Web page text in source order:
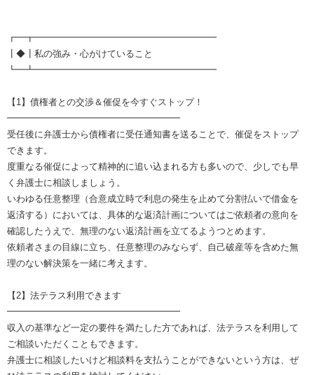
┏━┳━━━━━━━━━━━━━━━━━━━━
┃◆┃私の強み・心がけていること
┗━┻━━━━━━━━━━━━━━━━━━━━
【1】債権者との交渉＆催促を今すぐストップ！
━━━━━━━━━━━━━━━━━━━
受任後に弁護士から債権者に受任通知書を送ることで、催促をストップ
できます。
度重なる催促によって精神的に追い込まれる方も多いので、少しでも早
く弁護士に相談しましょう。
いわゆる任意整理（合意成立時で利息の発生を止めて分割払いで借金を
返済する）においては、具体的な返済計画についてはご依頼者の意向を
確認したうえで、無理のない返済計画を立てるようつとめます。
依頼者さまの目線に立ち、任意整理のみならず、自己破産等を含めた無
理のない解決策を一緒に考えます。
【2】法テラス利用できます
━━━━━━━━━━━━━━━━━━━
収入の基準など一定の要件を満たした方であれば、法テラスを利用して
ご相談いただくこともできます。
弁護士に相談したいけど相談料を支払うことができないという方は、ぜ